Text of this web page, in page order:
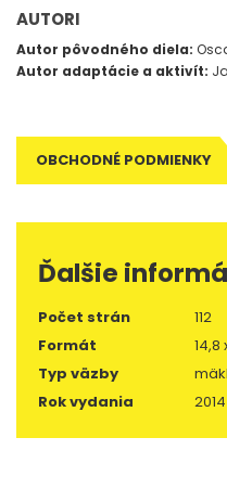
AUTORI
Autor pôvodného diela:
Autor adaptácie a aktivít:
OBCHODNÉ PODMIENKY
Ďalšie
Počet strán
112
Formát
14,8
Typ väzby
Rok vydania
2014